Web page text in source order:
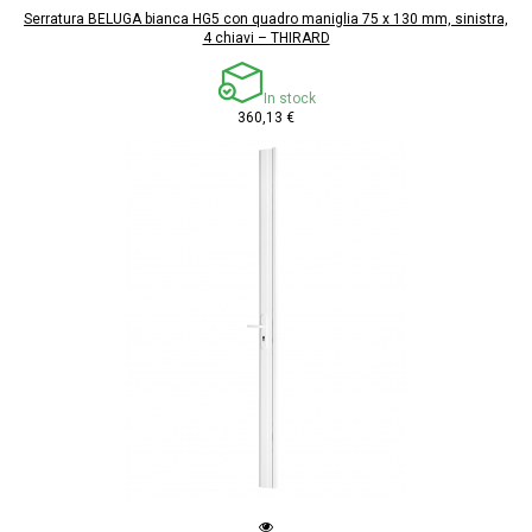
Serratura BELUGA bianca HG5 con quadro maniglia 75 x 130 mm, sinistra,
4 chiavi – THIRARD
In stock
360,13 €